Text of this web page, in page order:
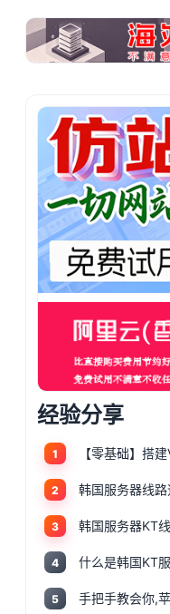
经验分享
1
2
3 韩国服务器KT
4
5